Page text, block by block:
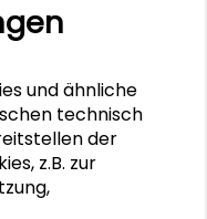
und ähnliche
technisch
der
z.B. zur